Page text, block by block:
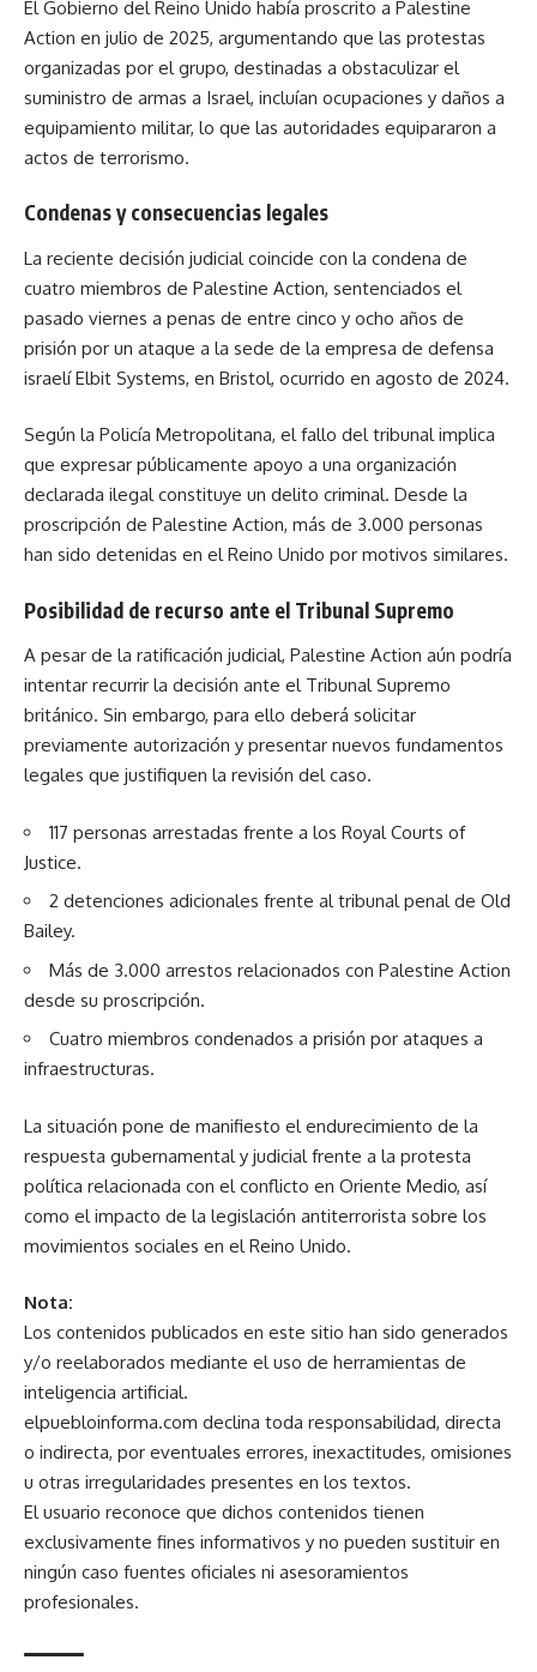
El Gobierno del Reino Unido había proscrito a Palestine
Action en julio de 2025, argumentando que las protestas
organizadas por el grupo, destinadas a obstaculizar el
suministro de armas a Israel, incluían ocupaciones y daños a
equipamiento militar, lo que las autoridades equipararon a
actos de terrorismo.
Condenas y consecuencias legales
La reciente decisión judicial coincide con la condena de
cuatro miembros de Palestine Action, sentenciados el
pasado viernes a penas de entre cinco y ocho años de
prisión por un ataque a la sede de la empresa de defensa
israelí Elbit Systems, en Bristol, ocurrido en agosto de 2024.
Según la Policía Metropolitana, el fallo del tribunal implica
que expresar públicamente apoyo a una organización
declarada ilegal constituye un delito criminal. Desde la
proscripción de Palestine Action, más de 3.000 personas
han sido detenidas en el Reino Unido por motivos similares.
Posibilidad de recurso ante el Tribunal Supremo
A pesar de la ratificación judicial, Palestine Action aún podría
intentar recurrir la decisión ante el Tribunal Supremo
británico. Sin embargo, para ello deberá solicitar
previamente autorización y presentar nuevos fundamentos
legales que justifiquen la revisión del caso.
117 personas arrestadas frente a los Royal Courts of
Justice.
2 detenciones adicionales frente al tribunal penal de Old
Bailey.
Más de 3.000 arrestos relacionados con Palestine Action
desde su proscripción.
Cuatro miembros condenados a prisión por ataques a
infraestructuras.
La situación pone de manifiesto el endurecimiento de la
respuesta gubernamental y judicial frente a la protesta
política relacionada con el conflicto en Oriente Medio, así
como el impacto de la legislación antiterrorista sobre los
movimientos sociales en el Reino Unido.
Nota:
Los contenidos publicados en este sitio han sido generados
y/o reelaborados mediante el uso de herramientas de
inteligencia artificial.
elpuebloinforma.com declina toda responsabilidad, directa
o indirecta, por eventuales errores, inexactitudes, omisiones
u otras irregularidades presentes en los textos.
El usuario reconoce que dichos contenidos tienen
exclusivamente fines informativos y no pueden sustituir en
ningún caso fuentes oficiales ni asesoramientos
profesionales.